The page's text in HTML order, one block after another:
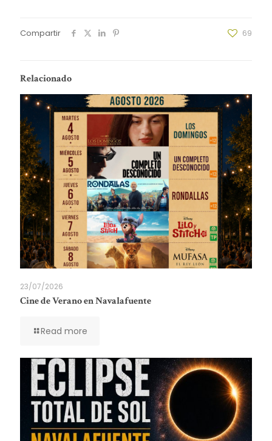
Compartir 69
Relacionado
23/07/2026
Cine de Verano en Navalafuente
Read more